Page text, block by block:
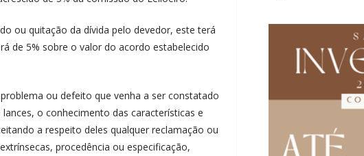
ou quitação da dívida pelo devedor, este terá
de 5% sobre o valor do acordo estabelecido
ou defeito que venha a ser constatado
o conhecimento das características e
a respeito deles qualquer reclamação ou
procedência ou especificação,